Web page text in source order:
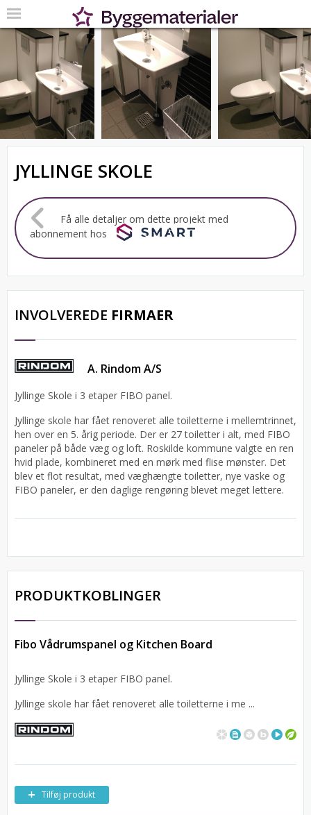
JYLLINGE SKOLE
Få alle detaljer om dette projekt med
abonnement hos
INVOLVEREDE FIRMAER
A. Rindom A/S
Jyllinge Skole i 3 etaper FIBO panel.
Jyllinge skole har fået renoveret alle toiletterne i mellemtrinnet,
hen over en 5. årig periode. Der er 27 toiletter i alt, med FIBO
paneler på både væg og loft. Roskilde kommune valgte en ren
hvid plade, kombineret med en mørk med flise mønster. Det
blev et flot resultat, med væghængte toiletter, nye vaske og
FIBO paneler, er den daglige rengøring blevet meget lettere.
PRODUKTKOBLINGER
Fibo Vådrumspanel og Kitchen Board
Jyllinge Skole i 3 etaper FIBO panel.
Jyllinge skole har fået renoveret alle toiletterne i me ...
Tilføj produkt